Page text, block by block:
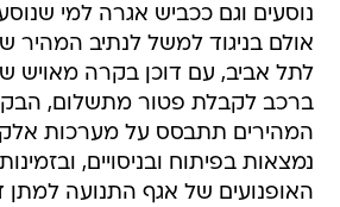
נוסעים וגם ככביש אגרה למי
אולם בניגוד למשל לנתיב המהיר
לתל אביב, עם דוכן בקרה מאויש
ברכב לקבלת פטור מתשלום,
המהירים תתבסס על מערכות
נמצאות בפיתוח ובניסויים,
האופנועים של אגף התנועה למתן